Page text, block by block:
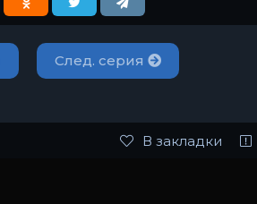
След. серия
В закладки